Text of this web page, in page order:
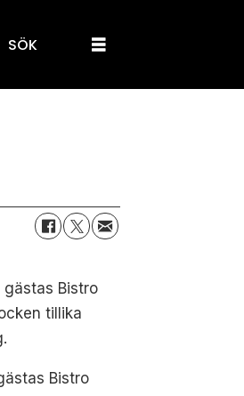
SÖK
Bistro
tillika
Bistro